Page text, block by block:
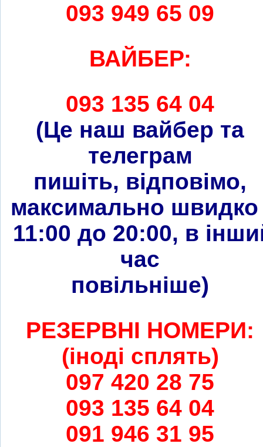
093 949 65 09
ВАЙБЕР:
093 135 64 04
(Це наш вайбер та
телеграм
пишіть, відповімо,
максимально швидко
11:00 до 20:00, в
час
повільніше)
РЕЗЕРВНІ НОМЕРИ:
(іноді сплять)
097 420 28 75
093 135 64 04
091 946 31 95